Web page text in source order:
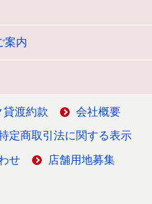
案内
貸渡約款 会社概要
定商取引法に関する表示
せ 店舗用地募集